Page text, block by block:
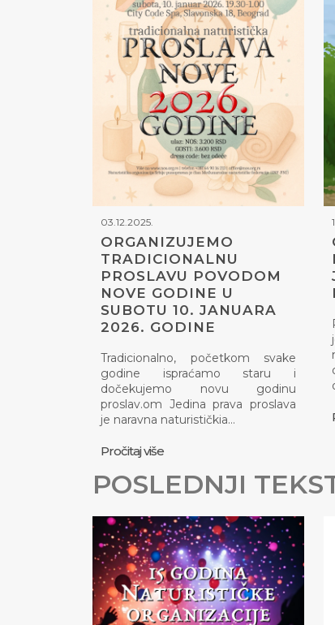
03.12.2025.
ORGANIZUJEMO
TRADICIONALNU
PROSLAVU POVODOM
NOVE GODINE U
SUBOTU 10. JANUARA
2026. GODINE
Tradicionalno, početkom svake
godine ispraćamo staru i
dočekujemo novu godinu
proslav.om Jedina prava proslava
je naravna naturističkia…
Pročitaj više
POSLEDNJI